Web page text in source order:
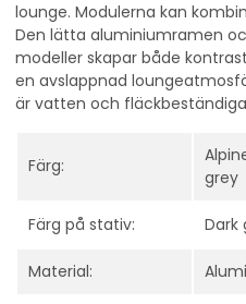
lounge. Modulerna kan
Den lätta aluminiumramen
modeller skapar både
en avslappnad
är vatten och
Färg:
grey
Färg på stativ: Dark
Material: